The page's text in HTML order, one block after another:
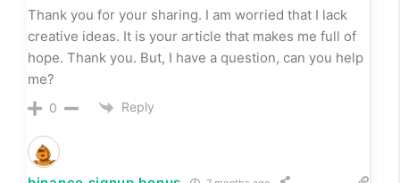
Thank you for your sharing. I am worried that I lack
creative ideas. It is your article that makes me full of
hope. Thank you. But, I have a question, can you help
me?
0 Reply